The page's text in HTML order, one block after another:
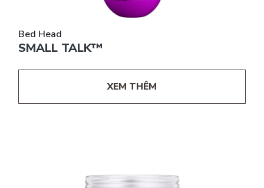
Bed Head
SMALL TALK™
XEM THÊM